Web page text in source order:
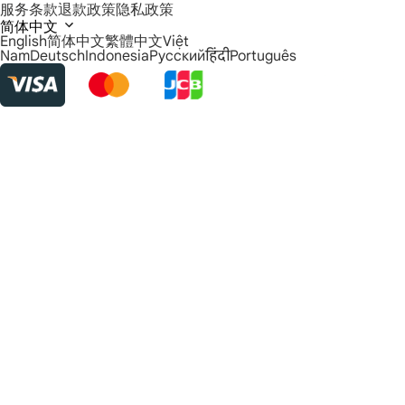
服务条款退款政策隐私政策
简体中文
English简体中文繁體中文Việt
NamDeutschIndonesiaРусскийहिंदीPortuguês